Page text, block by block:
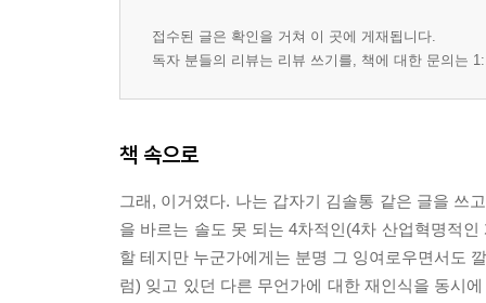
접수된 글은 확인을 거쳐 이 곳에 게재됩니다.
독자 분들의 리뷰는 리뷰 쓰기를, 책에 대한 문의는
책 속으로
그래, 이거였다. 나는 갑자기 김솔통 같은 글을 쓰
을 바르는 솔도 못 되는 4차적인(4차 산업혁명적
할 테지만 누군가에게는 분명 그 잉여로우면서도
럼) 잊고 있던 다른 무언가에 대한 재인식을 동시